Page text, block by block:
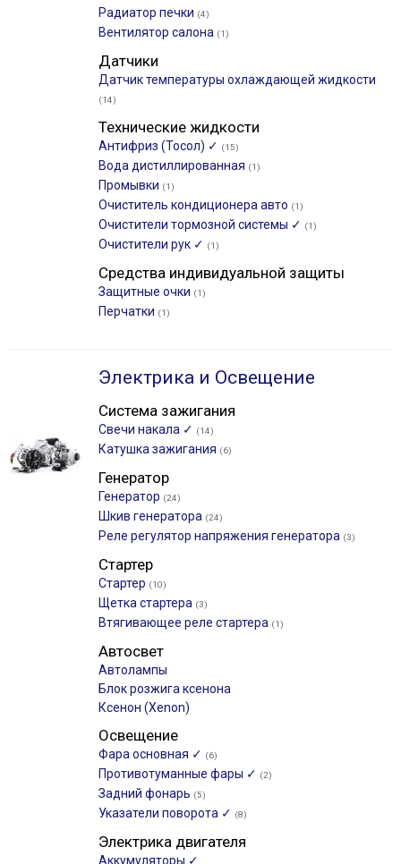
Радиатор печки (4)
Вентилятор салона (1)
Датчики
Датчик температуры охлаждающей жидкости
(14)
Технические жидкости
Антифриз (Тосол) ✓ (15)
Вода дистиллированная (1)
Промывки (1)
Очиститель кондиционера авто (1)
Очистители тормозной системы ✓ (1)
Очистители рук ✓ (1)
Средства индивидуальной защиты
Защитные очки (1)
Перчатки (1)
Электрика и Освещение
Система зажигания
Свечи накала ✓ (14)
Катушка зажигания (6)
Генератор
Генератор (24)
Шкив генератора (24)
Реле регулятор напряжения генератора (3)
Стартер
Стартер (10)
Щетка стартера (3)
Втягивающее реле стартера (1)
Автосвет
Автолампы
Блок розжига ксенона
Ксенон (Xenon)
Освещение
Фара основная ✓ (6)
Противотуманные фары ✓ (2)
Задний фонарь (5)
Указатели поворота ✓ (8)
Электрика двигателя
Аккумуляторы ✓